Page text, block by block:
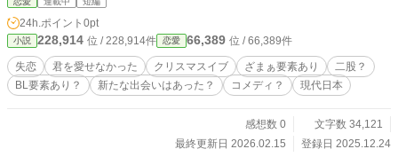
24h.ポイント 0pt
小説 228,914 位 / 228,914件 恋愛 66,389 位 / 66,389件
失恋 君を愛せなかった クリスマスイブ ざまぁ要素あり
二股？
BL要素あり？
新たな出会いはあった？ コメディ？ 現代日本
感想数 0
文字数 34,121
最終更新日 2026.02.15
登録日 2025.12.24